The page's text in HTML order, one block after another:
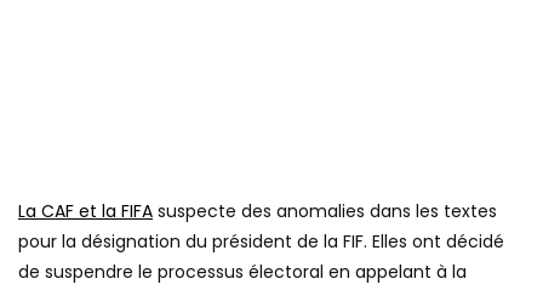
La CAF et la FIFA suspecte des anomalies dans les textes
pour la désignation du président de la FIF. Elles ont décidé
de suspendre le processus électoral en appelant à la